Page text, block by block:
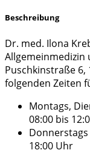
Beschreibung
Dr. med. Ilona
Allgemeinmedizin
Puschkinstraße 6,
folgenden Zeiten
Montags,
08:00 bis
Donnerstags
18:00 Uhr